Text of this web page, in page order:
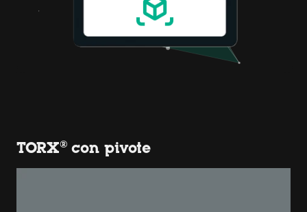
TORX® con pivote